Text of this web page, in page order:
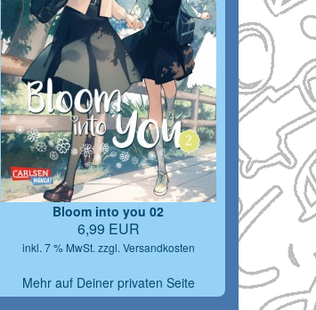
Bloom into you 02
6,99 EUR
inkl. 7 % MwSt. zzgl. Versandkosten
Mehr auf Deiner privaten Seite